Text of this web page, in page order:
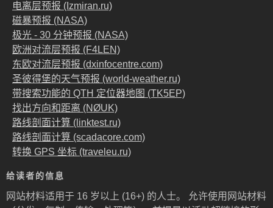
电离层预报 (Izmiran.ru)
磁暴预报 (NASA)
极光 - 30 分钟预报 (NASA)
欧洲对流层预报 (F4LEN)
东欧对流层预报 (dxinfocentre.com)
圣彼得堡的天气预报 (world-weather.ru)
带搜索功能的 QTH 定位器地图 (TK5EP)
找出方向和距离 (NØUK)
路线剖面计算 (linktest.ru)
路线剖面计算 (scadacore.com)
转换 GPS 坐标 (traveleu.ru)
给读者的信息
网站材料适用于 16 岁以上 (16+) 的人士。 允许使用网站材料